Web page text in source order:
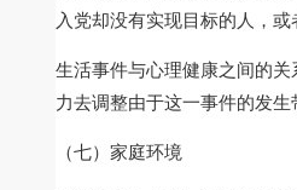
入党却没有实现目标的人，
生活事件与心理健康之间的
力去调整由于这一事件的发生
（七）家庭环境